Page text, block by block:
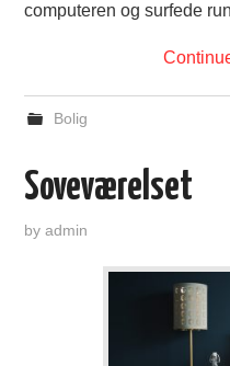
computeren og surfede
Bolig
Soveværelset
byadmin